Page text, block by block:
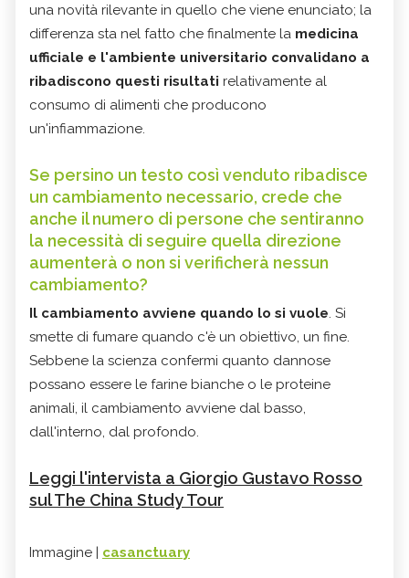
una novità rilevante in quello che viene enunciato; la
differenza sta nel fatto che finalmente la medicina
ufficiale e l'ambiente universitario convalidano a
ribadiscono questi risultati relativamente al
consumo di alimenti che producono
un'infiammazione.
Se persino un testo così venduto ribadisce
un cambiamento necessario, crede che
anche il numero di persone che sentiranno
la necessità di seguire quella direzione
aumenterà o non si verificherà nessun
cambiamento?
Il cambiamento avviene quando lo si vuole. Si
smette di fumare quando c'è un obiettivo, un fine.
Sebbene la scienza confermi quanto dannose
possano essere le farine bianche o le proteine
animali, il cambiamento avviene dal basso,
dall'interno, dal profondo.
Leggi l'intervista a Giorgio Gustavo Rosso
sul The China Study Tour
Immagine | casanctuary